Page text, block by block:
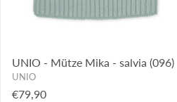
UNIO - Mütze Mika - salvia (096)
UNIO
€79,90